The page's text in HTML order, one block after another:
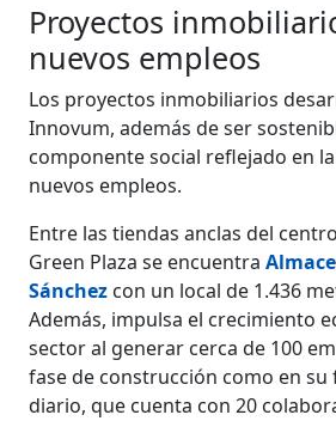
Proyectos
nuevos empleos
Los proyectos inmobiliarios
Innovum, además de ser
componente social reflejado en
nuevos empleos.
Entre las tiendas anclas del
Green Plaza se encuentra
Sánchez con un local de 1.436
Además, impulsa el crecimiento
sector al generar cerca de 100
fase de construcción como en
diario, que cuenta con 20